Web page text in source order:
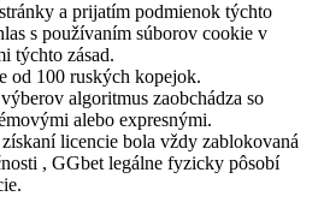
a prijatím podmienok týchto
s používaním súborov cookie v
týchto zásad.
od 100 ruských kopejok.
algoritmus zaobchádza so
alebo expresnými.
licencie bola vždy zablokovaná
, GGbet legálne fyzicky pôsobí